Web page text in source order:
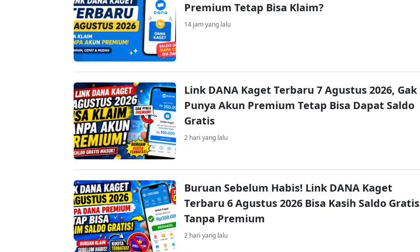
Premium Tetap Bisa Klaim?
14 jam yang lalu
Link DANA Kaget Terbaru 7 Agustus 2026, Gak
Punya Akun Premium Tetap Bisa Dapat Saldo
Gratis
2 hari yang lalu
Buruan Sebelum Habis! Link DANA Kaget
Terbaru 6 Agustus 2026 Bisa Kasih Saldo Gratis
Tanpa Premium
2 hari yang lalu